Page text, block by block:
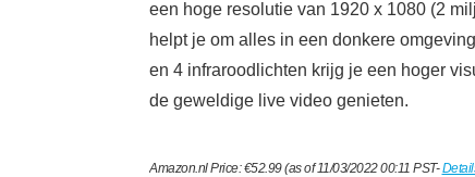
een hoge resolutie van 1920 x 1080 (2
helpt je om alles in een donkere
en 4 infraroodlichten krijg je een hoger
de geweldige live video genieten.
Amazon.nl Price:€52.99(as of 11/03/2022 00:11 PST-